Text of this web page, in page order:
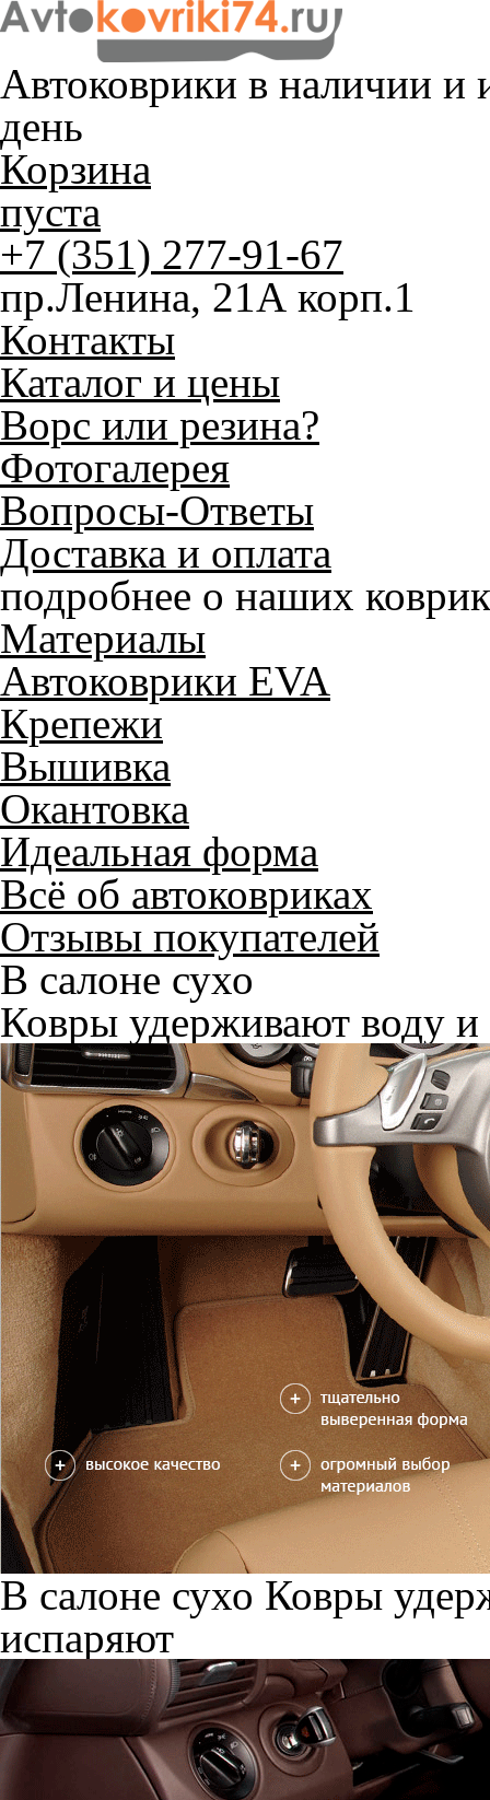
Автоковрики в наличии и
день
Корзина
пуста
+7 (351) 277-91-67
пр.Ленина, 21А корп.1
Контакты
Каталог и цены
Ворс или резина?
Фотогалерея
Вопросы-Ответы
Доставка и оплата
подробнее о наших
Материалы
Автоковрики EVA
Крепежи
Вышивка
Окантовка
Идеальная форма
Всё об автоковриках
Отзывы покупателей
В салоне сухо
Ковры удерживают воду и
В салоне сухо Ковры
испаряют